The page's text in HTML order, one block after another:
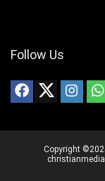
Follow Us
Copyright